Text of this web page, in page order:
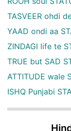
TASVEER ohdi
YAAD ondi aa
ZINDAGI life te
TRUE but SAD
ATTITUDE wale
ISHQ Punjabi